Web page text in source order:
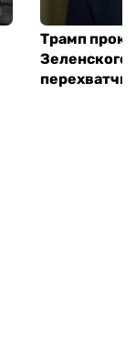
Трамп
Зеленского